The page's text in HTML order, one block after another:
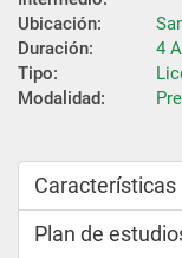
Ubicación:
Duración:
4
Tipo:
Modalidad:
Características
Plan de